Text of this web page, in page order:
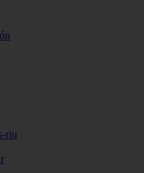
riu